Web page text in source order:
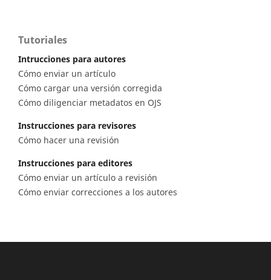
Tutoriales
Intrucciones para autores
Cómo enviar un artículo
Cómo cargar una versión corregida
Cómo diligenciar metadatos en OJS
Instrucciones para revisores
Cómo hacer una revisión
Instrucciones para editores
Cómo enviar un artículo a revisión
Cómo enviar correcciones a los autores